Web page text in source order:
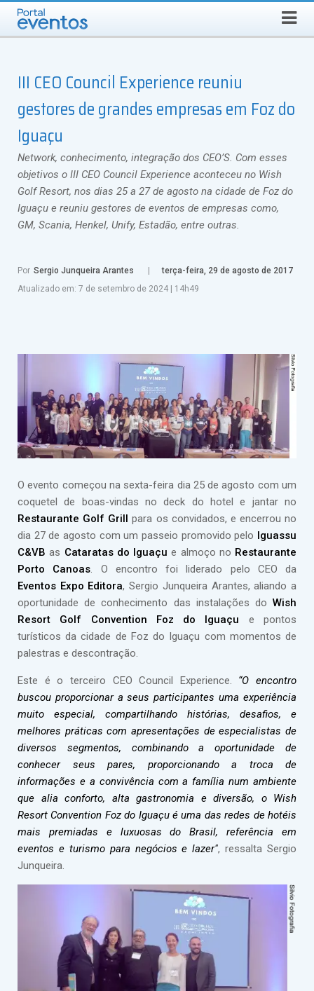
SEXTA-FEIRA, 7 DE AGOSTO DE 2026 Busca
III CEO Council Experience reuniu
gestores de grandes empresas em Foz do
Iguaçu
Network, conhecimento, integração dos CEO’S. Com esses
objetivos o III CEO Council Experience aconteceu no Wish
Golf Resort, nos dias 25 a 27 de agosto na cidade de Foz do
Iguaçu e reuniu gestores de eventos de empresas como,
GM, Scania, Henkel, Unify, Estadão, entre outras.
Por Sergio Junqueira Arantes
terça-feira, 29 de agosto de 2017
Atualizado em: 7 de setembro de 2024 14h49
O evento começou na sexta-feira dia 25 de agosto com um
coquetel de boas-vindas no deck do hotel e jantar no
Restaurante Golf Grill para os convidados, e encerrou no
dia 27 de agosto com um passeio promovido pelo Iguassu
C&VB as Cataratas do Iguaçu e almoço no Restaurante
Porto Canoas. O encontro foi liderado pelo CEO da
Eventos Expo Editora, Sergio Junqueira Arantes, aliando a
oportunidade de conhecimento das instalações do Wish
Resort Golf Convention Foz do Iguaçu e pontos
turísticos da cidade de Foz do Iguaçu com momentos de
palestras e descontração.
Este é o terceiro CEO Council Experience.
“O encontro
buscou proporcionar a seus participantes uma experiência
muito especial, compartilhando histórias, desafios, e
melhores práticas com apresentações de especialistas de
diversos segmentos, combinando a oportunidade de
conhecer seus pares, proporcionando a troca de
informações e a convivência com a família num ambiente
que alia conforto, alta gastronomia e diversão, o Wish
Resort Convention Foz do Iguaçué uma das redes de hotéis
mais premiadas e luxuosas do Brasil, referência em
eventos e turismo para negócios e lazer", ressalta Sergio
Junqueira.